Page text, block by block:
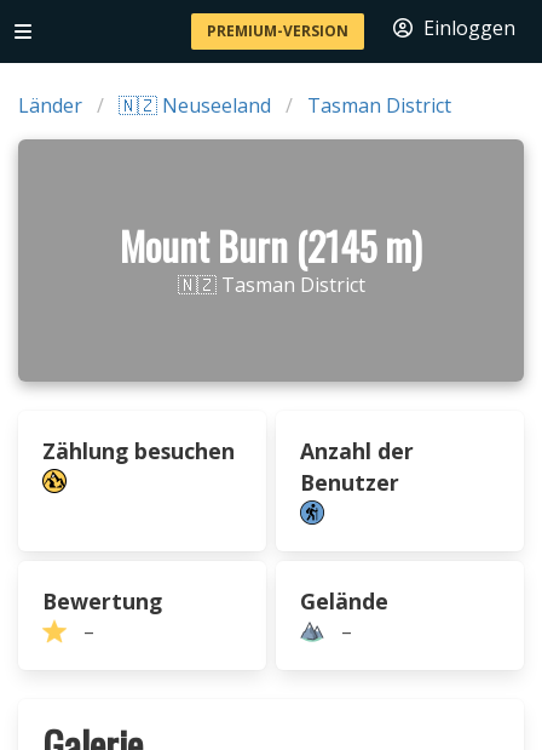
PREMIUM-VERSION Einloggen
Länder 🇳🇿 Neuseeland Tasman District
Mount Burn (2145 m)
🇳🇿 Tasman District
Zählung besuchen
Anzahl der
Benutzer
Bewertung
–
Gelände
–